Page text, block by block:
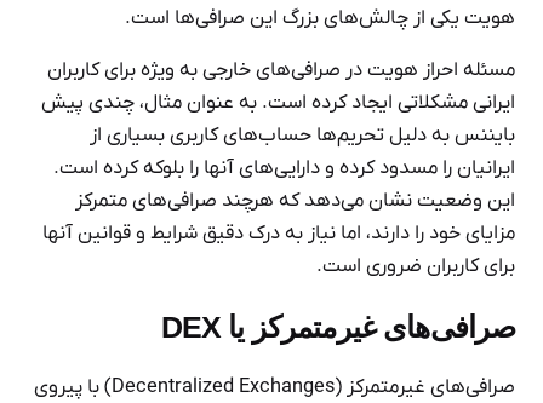
هویت یکی از چالش‌های بزرگ این صرافی‌ها است.
مسئله احراز هویت در صرافی‌های خارجی به ویژه برای کاربران
ایرانی مشکلاتی ایجاد کرده است. به عنوان مثال، چندی پیش
بایننس به دلیل تحریم‌ها حساب‌های کاربری بسیاری از
ایرانیان را مسدود کرده و دارایی‌های آنها را بلوکه کرده است.
این وضعیت نشان می‌دهد که هرچند صرافی‌های متمرکز
مزایای خود را دارند، اما نیاز به درک دقیق شرایط و قوانین آنها
برای کاربران ضروری است.
صرافی‌های غیرمتمرکز یا DEX
صرافی‌های غیرمتمرکز (Decentralized Exchanges) با پیروی